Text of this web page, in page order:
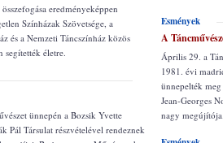
eredményeképpen
Színházak Szövetsége, a
és a Nemzeti Táncszínház közös
segítették életre.
ünnepén a Bozsik Yvette
Pál Társulat részvételével rendeznek
Esmények
A
Április 29. a
1981. évi
ünnepelték
Jean-Georges
nagy